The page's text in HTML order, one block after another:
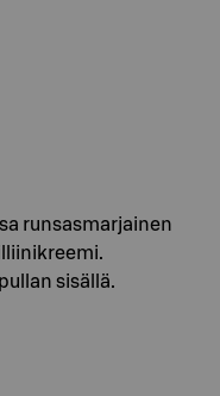
runsasmarjainen
sisällä.